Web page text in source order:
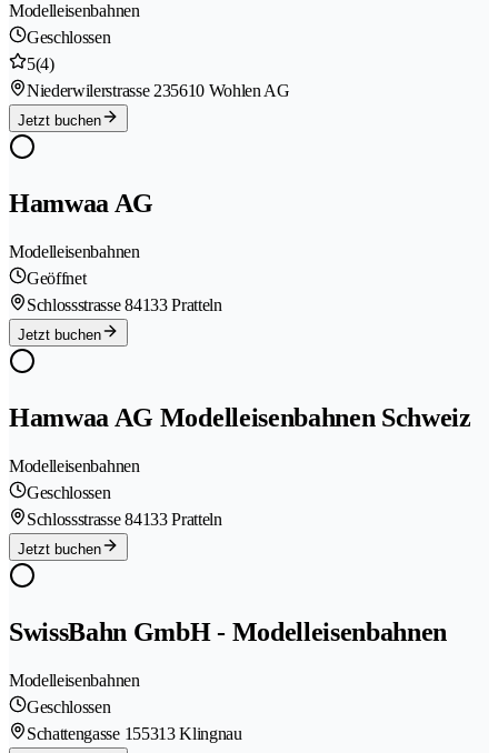
Modelleisenbahnen
Geschlossen
5(4)
Niederwilerstrasse 235610 Wohlen AG
Jetzt buchen
Hamwaa AG
Modelleisenbahnen
Geöffnet
Schlossstrasse 84133 Pratteln
Jetzt buchen
Hamwaa AG Modelleisenbahnen Schweiz
Modelleisenbahnen
Geschlossen
Schlossstrasse 84133 Pratteln
Jetzt buchen
SwissBahn GmbH - Modelleisenbahnen
Modelleisenbahnen
Geschlossen
Schattengasse 155313 Klingnau